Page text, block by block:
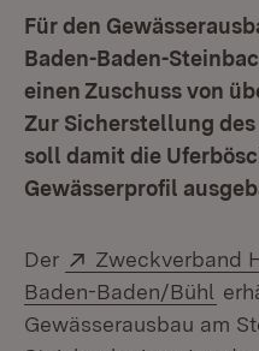
Für den
Baden-Baden-
einen Zuschuss von
Zur Sicherstellung
soll damit die
Gewässerprofil
Der Extern:
Zweckverband
Baden-Baden/Bühl
Gewässerausbau am